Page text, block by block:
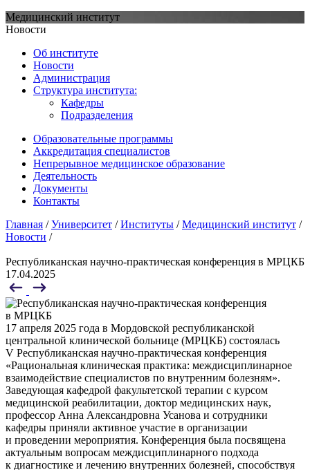
Медицинский институт
Новости
Об институте
Новости
Администрация
Структура института:
Кафедры
Подразделения
Образовательные программы
Аккредитация специалистов
Непрерывное медицинское образование
Деятельность
Документы
Контакты
Главная /Университет /Институты /Медицинский институт /
Новости /
Республиканская научно-практическая конференция в МРЦКБ
17.04.2025
17 апреля 2025 года в Мордовской республиканской
центральной клинической больнице (МРЦКБ) состоялась
V Республиканская научно-практическая конференция
«Рациональная клиническая практика: междисциплинарное
взаимодействие специалистов по внутренним болезням».
Заведующая кафедрой факультетской терапии с курсом
медицинской реабилитации, доктор медицинских наук,
профессор Анна Александровна Усанова и сотрудники
кафедры приняли активное участие в организации
и проведении мероприятия. Конференция была посвящена
актуальным вопросам междисциплинарного подхода
к диагностике и лечению внутренних болезней, способствуя